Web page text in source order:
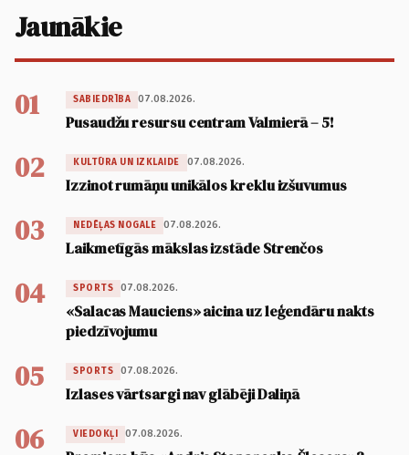
Jaunākie
01 SABIEDRĪBA 07.08.2026.
Pusaudžu resursu centram Valmierā – 5!
02 KULTŪRA UN IZKLAIDE 07.08.2026.
Izzinot rumāņu unikālos kreklu izšuvumus
03 NEDĒĻAS NOGALE 07.08.2026.
Laikmetīgās mākslas izstāde Strenčos
04 SPORTS 07.08.2026.
«Salacas Mauciens» aicina uz leģendāru nakts
piedzīvojumu
05 SPORTS 07.08.2026.
Izlases vārtsargi nav glābēji Daliņā
06 VIEDOKĻI 07.08.2026.